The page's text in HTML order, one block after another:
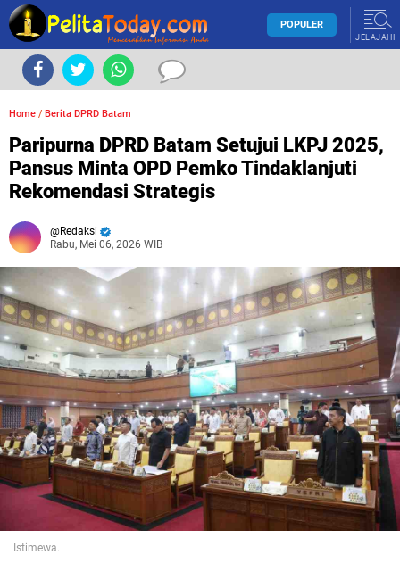
POPULER
JELAJAHI
Home / Berita DPRD Batam
Paripurna DPRD Batam Setujui LKPJ 2025,
Pansus Minta OPD Pemko Tindaklanjuti
Rekomendasi Strategis
Redaksi
Rabu, Mei 06, 2026 WIB
Istimewa.